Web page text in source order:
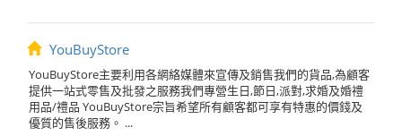
YouBuyStore
YouBuyStore主要利用各網絡媒體來宣傳及銷售我們的貨品,為顧客
提供一站式零售及批發之服務我們專營生日,節日,派對,求婚及婚禮
用品/禮品 YouBuyStore宗旨希望所有顧客都可享有特惠的價錢及
優質的售後服務。 ...